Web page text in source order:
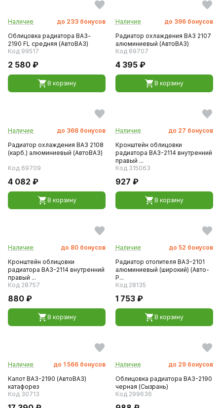
Наличие до 233 бонусов
Облицовка радиатора ВАЗ-
2190 FL средняя (АвтоВАЗ)
Код 99517
2 580 ₽
В корзину
Наличие до 396 бонусов
Радиатор охлаждения ВАЗ 2107
алюминиевый (АвтоВАЗ)
Код 69707
4 395 ₽
В корзину
Наличие до 368 бонусов
Радиатор охлаждения ВАЗ 2108
(карб.) алюминиевый (АвтоВАЗ)
Код 69709
4 082 ₽
В корзину
Наличие до 27 бонусов
Кронштейн облицовки
радиатора ВАЗ-2114 внутренний
правый ...
Код 315063
927 ₽
В корзину
Наличие до 80 бонусов
Кронштейн облицовки
радиатора ВАЗ-2114 внутренний
правый ...
Код 28757
880 ₽
В корзину
Наличие до 52 бонусов
Радиатор отопителя ВАЗ-2101
алюминиевый (широкий) (Авто-
Р...
Код 28135
1 753 ₽
В корзину
Наличие до 1 566 бонусов
Капот ВАЗ-2190 (АвтоВАЗ)
катафорез
Код 30713
Наличие до 29 бонусов
Облицовка радиатора ВАЗ-2190
черная (Сызрань)
Код 299636